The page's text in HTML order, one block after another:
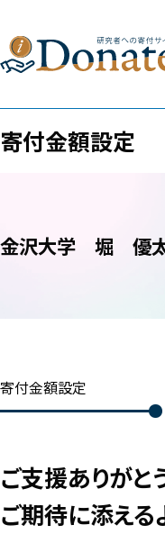
寄付金額設定
金沢大学 堀 優
寄付金額設定
ご支援ありがと
ご期待に添える